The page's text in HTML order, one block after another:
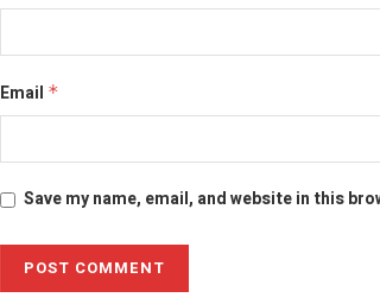
Email *
Save my name, email, and website in this